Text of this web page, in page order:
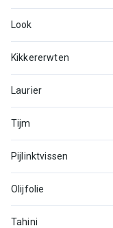
Look
Kikkererwten
Laurier
Tijm
Pijlinktvissen
Olijfolie
Tahini